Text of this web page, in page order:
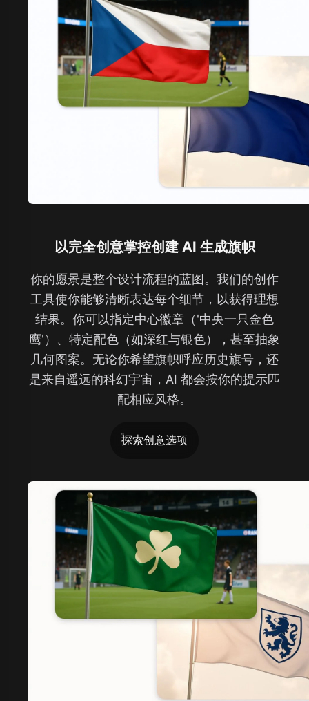
以完全创意掌控创建 AI 生成旗帜
你的愿景是整个设计流程的蓝图。我们的创作
工具使你能够清晰表达每个细节，以获得理想
结果。你可以指定中心徽章（'中央一只金色
鹰'）、特定配色（如深红与银色），甚至抽象
几何图案。无论你希望旗帜呼应历史旗号，还
是来自遥远的科幻宇宙，AI 都会按你的提示匹
配相应风格。
探索创意选项